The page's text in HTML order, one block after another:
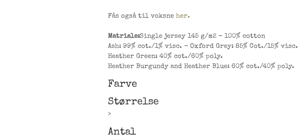
Fås også til voksne her.
Matriale:Single jersey 145 g/m2 - 100% cotton
Ash: 99% cot./1% visc. - Oxford Grey: 85% Cot./15% visc.
Heather Green: 40% cot./60% poly.
Heather Burgundy and Heather Blue: 60% cot./40% poly.
Farve
Størrelse
>
Antal